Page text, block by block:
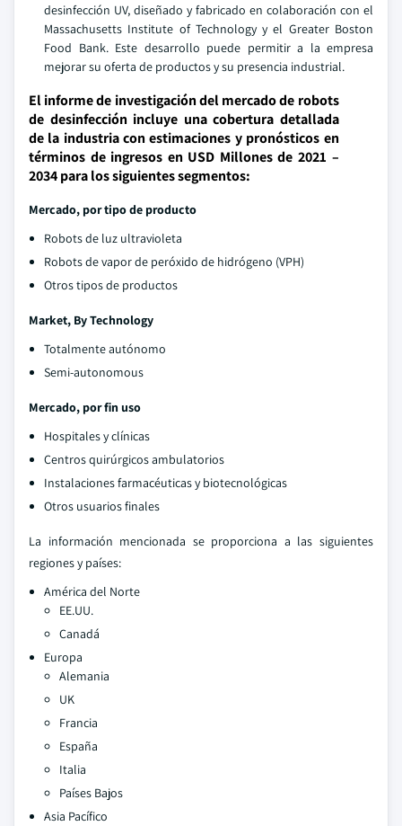
desinfección UV, diseñado y fabricado en colaboración con el
Massachusetts Institute of Technology y el Greater Boston
Food Bank. Este desarrollo puede permitir a la empresa
mejorar su oferta de productos y su presencia industrial.
El informe de investigación del mercado de robots
de desinfección incluye una cobertura detallada
de la industria con estimaciones y pronósticos en
términos de ingresos en USD Millones de 2021 –
2034 para los siguientes segmentos:
Mercado, por tipo de producto
Robots de luz ultravioleta
Robots de vapor de peróxido de hidrógeno (VPH)
Otros tipos de productos
Market, By Technology
Totalmente autónomo
Semi-autonomous
Mercado, por fin uso
Hospitales y clínicas
Centros quirúrgicos ambulatorios
Instalaciones farmacéuticas y biotecnológicas
Otros usuarios finales
La información mencionada se proporciona a las siguientes
regiones y países:
América del Norte
EE.UU.
Canadá
Europa
Alemania
UK
Francia
España
Italia
Países Bajos
Asia Pacífico